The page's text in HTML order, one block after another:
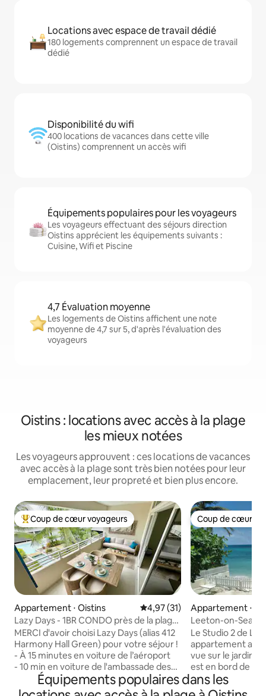
Locations avec espace de travail dédié
180 logements comprennent un espace de travail
dédié
Disponibilité du wifi
400 locations de vacances dans cette ville
(Oistins) comprennent un accès wifi
Équipements populaires pour les voyageurs
Les voyageurs effectuant des séjours direction
Oistins apprécient les équipements suivants :
Cuisine, Wifi et Piscine
4,7 Évaluation moyenne
Les logements de Oistins affichent une note
moyenne de 4,7 sur 5, d'après l'évaluation des
voyageurs
Oistins : locations avec accès à la plage
les mieux notées
Les voyageurs approuvent : ces locations de vacances
avec accès à la plage sont très bien notées pour leur
emplacement, leur propreté et bien plus encore.
Coups de cœur voyageurs les plus appréciés
Coup de cœur voyageurs
Appartement ⋅ Oistins Évaluation moyenne sur la
4,97 (31)
Lazy Days - 1BR CONDO près de la plage
avec piscine
MERCI d'avoir choisi Lazy Days (alias 412
Harmony Hall Green) pour votre séjour !
- À 15 minutes en voiture de l’aéroport
- 10 min en voiture de l'ambassade des
États-Unis - À 10 minutes en voiture de la
clinique de fertilité - Situé dans la
Coup de cœur
Coup de cœur
Appartement ⋅
Leeton-on-Sea
Le Studio 2 de
appartement au
vue sur le jardin.
est en bord de
à la plage par un
situés sur la côte
Équipements populaires dans les